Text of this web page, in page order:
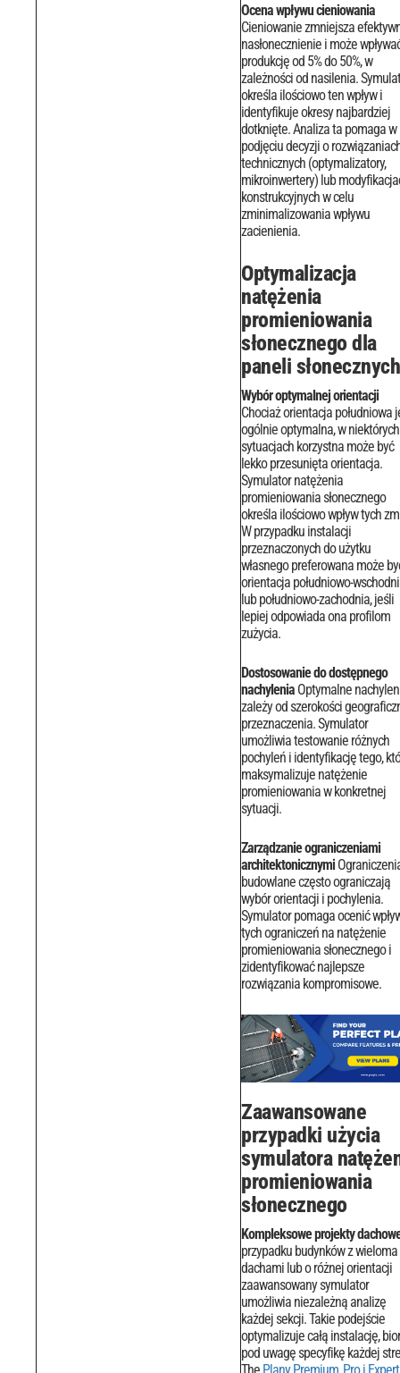
Ocena wpływu cieniowania
Cieniowanie zmniejsza
nasłonecznienie i może
produkcję od 5% do 50%, w
zależności od nasilenia.
określa ilościowo ten wpływ i
identyfikuje okresy najbardziej
dotknięte.Analiza ta pomaga w
podjęciu decyzji o
technicznych (optymalizatory,
mikroinwertery) lub
konstrukcyjnych w celu
zminimalizowania wpływu
zacienienia.
Optymalizacja
natężenia
promieniowania
słonecznego dla
paneli słonecznych
Wybór optymalnej orientacji
Chociaż orientacja południowa
ogólnie optymalna, w niektórych
sytuacjach korzystna może być
lekko przesunięta orientacja.
Symulator natężenia
promieniowania słonecznego
określa ilościowo wpływ tych
W przypadku instalacji
przeznaczonych do użytku
własnego preferowana może
orientacja południowo-
lub południowo-zachodnia, jeśli
lepiej odpowiada ona profilom
zużycia.
Dostosowanie do dostępnego
nachylenia Optymalne
zależy od szerokości
przeznaczenia. Symulator
umożliwia testowanie różnych
pochyleń i identyfikację tego,
maksymalizuje natężenie
promieniowania w konkretnej
sytuacji.
Zarządzanie ograniczeniami
architektonicznymi
budowlane często ograniczają
wybór orientacji i pochylenia.
Symulator pomaga ocenić
tych ograniczeń na natężenie
promieniowania słonecznego i
zidentyfikować najlepsze
rozwiązania kompromisowe.
Zaawansowane
przypadki użycia
symulatora
promieniowania
słonecznego
Kompleksowe projekty
przypadku budynków z wieloma
dachami lub o różnej orientacji
zaawansowany symulator
umożliwia niezależną analizę
każdej sekcji. Takie podejście
optymalizuje całą instalację,
pod uwagę specyfikę każdej